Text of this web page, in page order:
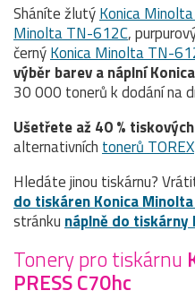
Sháníte žlutýKonica
Minolta TN-612C,
černýKonica Minolta TN-
výběr barev a náplní
30 000 tonerů k dodání na
Ušetřete až 40 %
alternativních tonerů TOREX
Hledáte jinou tiskárnu?
do tiskáren Konica Minolta
stránku náplně do tiskárny
Tonery pro tiskárnu
PRESS C70hc